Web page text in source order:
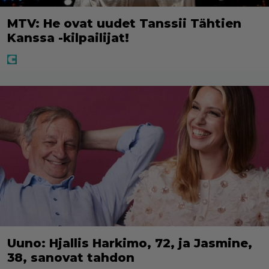
MTV: He ovat uudet Tanssii Tähtien
Kanssa -kilpailijat!
Uuno: Hjallis Harkimo, 72, ja Jasmine,
38, sanovat tahdon